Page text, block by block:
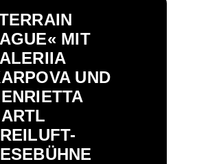
MIT
UND